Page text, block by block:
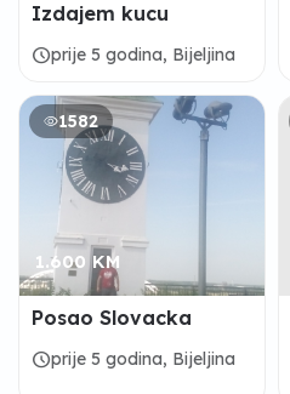
Izdajem kucu
scheduleprije 5 godina, Bijeljina
1582
1.600 KM
Posao Slovacka
scheduleprije 5 godina, Bijeljina